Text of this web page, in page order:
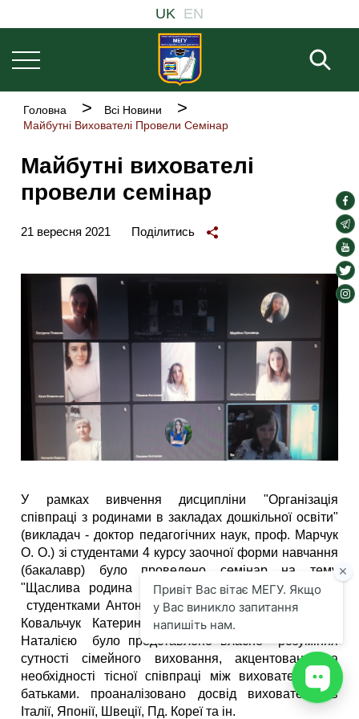
до
основного
вмісту
навіґація
UK EN
Рядок
навіґації
Головна
Всі Новини
Майбутні Вихователі Провели Семінар
Майбутні вихователі
провели семінар
21 вересня 2021 Поділитись
У рамках вивчення дисципліни "Організація
співпраці з родинами в закладах дошкільної освіти"
(викладач - доктор педагогічних наук, проф. Марчук
О. О.) зі студентами 4 курсу заочної форми навчання
(бакалавр) було проведено семінар на тему
"Щаслива родина - щаслива дитина". На заході
студентками Антонюк Оксаною, Повшик Богданою,
Ковальчук Катериною, Луковець Марією, Карась
Наталією було представлено власне розуміння
сутності сімейного виховання, акцентовано на
необхідності тісної співпраці між вихователем та
батьками. проаналізовано досвід вихователів в
Італії, Японії, Швеції, Пд. Кореї та ін.